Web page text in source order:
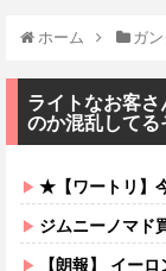
ホーム ガ
ライトなお客
のか混乱してる
★【ワートリ】
ジムニーノマド
【朗報】 イー